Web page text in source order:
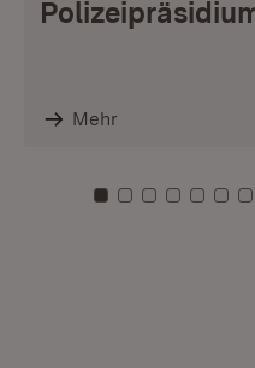
Mehr
Zu Kachel: 0
Zu Kachel: 1
ZuZuZuZu